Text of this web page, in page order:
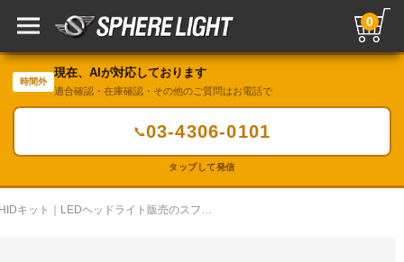
0
時間外
現在、AIが対応しております
適合確認・在庫確認・その他のご質問はお電話で
📞03-4306-0101
タップして発信
LED・HIDカスタムギャラリー／HIDキット｜LEDヘッドライト販売のスフィアライト